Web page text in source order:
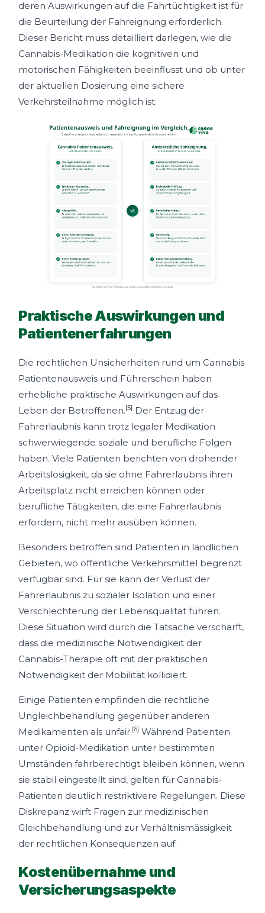
deren Auswirkungen auf die Fahrtüchtigkeit ist für
die Beurteilung der Fahreignung erforderlich.
Dieser Bericht muss detailliert darlegen, wie die
Cannabis-Medikation die kognitiven und
motorischen Fähigkeiten beeinflusst und ob unter
der aktuellen Dosierung eine sichere
Verkehrsteilnahme möglich ist.
Praktische Auswirkungen und
Patientenerfahrungen
Die rechtlichen Unsicherheiten rund um Cannabis
Patientenausweis und Führerschein haben
erhebliche praktische Auswirkungen auf das
Leben der Betroffenen.[5] Der Entzug der
Fahrerlaubnis kann trotz legaler Medikation
schwerwiegende soziale und berufliche Folgen
haben. Viele Patienten berichten von drohender
Arbeitslosigkeit, da sie ohne Fahrerlaubnis ihren
Arbeitsplatz nicht erreichen können oder
berufliche Tätigkeiten, die eine Fahrerlaubnis
erfordern, nicht mehr ausüben können.
Besonders betroffen sind Patienten in ländlichen
Gebieten, wo öffentliche Verkehrsmittel begrenzt
verfügbar sind. Für sie kann der Verlust der
Fahrerlaubnis zu sozialer Isolation und einer
Verschlechterung der Lebensqualität führen.
Diese Situation wird durch die Tatsache verschärft,
dass die medizinische Notwendigkeit der
Cannabis-Therapie oft mit der praktischen
Notwendigkeit der Mobilität kollidiert.
Einige Patienten empfinden die rechtliche
Ungleichbehandlung gegenüber anderen
Medikamenten als unfair.[6] Während Patienten
unter Opioid-Medikation unter bestimmten
Umständen fahrberechtigt bleiben können, wenn
sie stabil eingestellt sind, gelten für Cannabis-
Patienten deutlich restriktivere Regelungen. Diese
Diskrepanz wirft Fragen zur medizinischen
Gleichbehandlung und zur Verhältnismässigkeit
der rechtlichen Konsequenzen auf.
Kostenübernahme und
Versicherungsaspekte